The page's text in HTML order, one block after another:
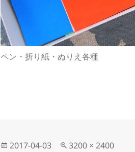
ペン・折り紙・ぬりえ各種
投
2017-04-03
フ
3200 × 2400